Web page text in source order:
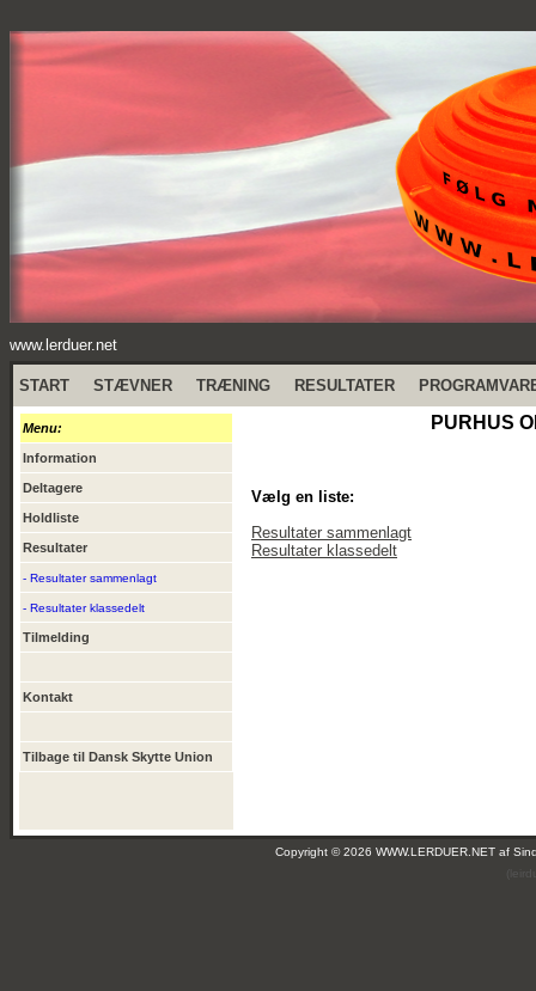
www.lerduer.net
START STÆVNER TRÆNING RESULTATER
Menu:
Information
Deltagere
Holdliste
Resultater
- Resultater sammenlagt
- Resultater klassedelt
Tilmelding
Kontakt
Tilbage til Dansk Skytte Union
PURHUS
Vælg en liste:
Resultater sammenlagt
Resultater klassedelt
Copyright © 2026 WWW.LERDUER.NET af